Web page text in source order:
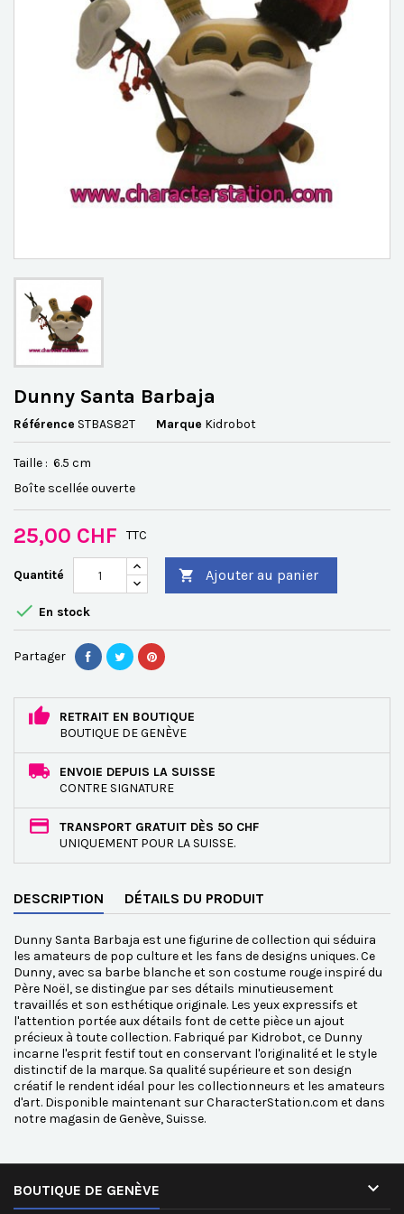
Dunny Santa Barbaja
Référence STBAS82T Marque Kidrobot
Taille : 6.5 cm
Boîte scellée ouverte
25,00 CHF TTC
Quantité  Ajouter au panier
 En stock
Partager
RETRAIT EN BOUTIQUE
BOUTIQUE DE GENÈVE
ENVOIE DEPUIS LA SUISSE
CONTRE SIGNATURE
TRANSPORT GRATUIT DÈS 50 CHF
UNIQUEMENT POUR LA SUISSE.
DESCRIPTION DÉTAILS DU PRODUIT
Dunny Santa Barbaja est une figurine de collection qui séduira
les amateurs de pop culture et les fans de designs uniques. Ce
Dunny, avec sa barbe blanche et son costume rouge inspiré du
Père Noël, se distingue par ses détails minutieusement
travaillés et son esthétique originale. Les yeux expressifs et
l'attention portée aux détails font de cette pièce un ajout
précieux à toute collection. Fabriqué par Kidrobot, ce Dunny
incarne l'esprit festif tout en conservant l'originalité et le style
distinctif de la marque. Sa qualité supérieure et son design
créatif le rendent idéal pour les collectionneurs et les amateurs
d'art. Disponible maintenant sur CharacterStation.com et dans
notre magasin de Genève, Suisse.
BOUTIQUE DE GENÈVE 